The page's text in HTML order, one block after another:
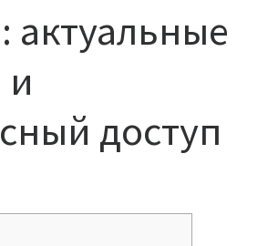
актуальные
доступ